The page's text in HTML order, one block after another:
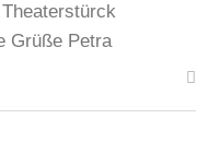
Grüße Petra